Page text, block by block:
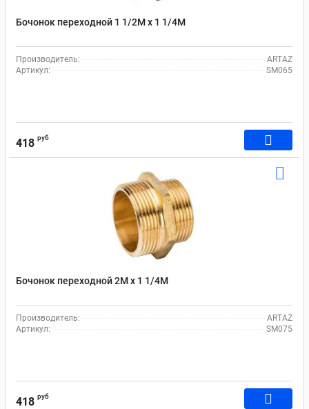
Бочонок переходной 1 1/2M x 1 1/4M
Производитель:
ARTAZ
Артикул:
SM065
418 руб
Бочонок переходной 2M x 1 1/4M
Производитель:
ARTAZ
Артикул:
SM075
418 руб